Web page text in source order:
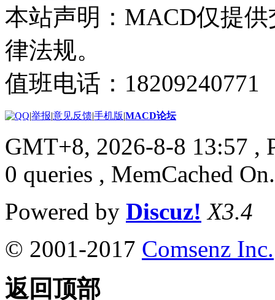
本站声明：MACD仅提
律法规。
值班电话：
|举报|意见反馈|手机版|MACD论坛
GMT+8, 2026-8-8 13:57 ,
0 queries , MemCached On.
Powered by Discuz! X3.4
© 2001-2017 Comsenz Inc.
返回顶部